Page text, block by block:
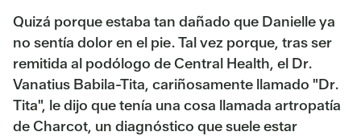
Quizá porque estaba tan dañado que Danielle ya
no sentía dolor en el pie. Tal vez porque, tras ser
remitida al podólogo de Central Health, el Dr.
Vanatius Babila-Tita, cariñosamente llamado "Dr.
Tita", le dijo que tenía una cosa llamada artropatía
de Charcot, un diagnóstico que suele estar